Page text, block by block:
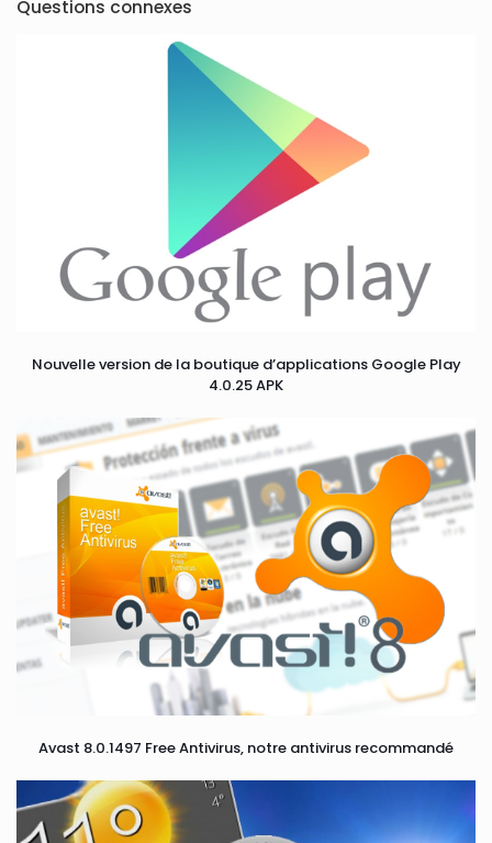
Questions connexes
Nouvelle version de la boutique d’applications Google Play
4.0.25 APK
Avast 8.0.1497 Free Antivirus, notre antivirus recommandé